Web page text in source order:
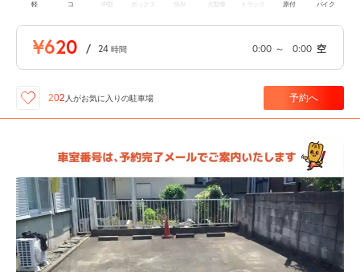
軽 コ 中型 ボックス SUV 大型車 トラック 原付 バイク
¥620 / 24 時間 0:00 ～ 0:00 空
202 人がお気に入りの駐車場 予約へ